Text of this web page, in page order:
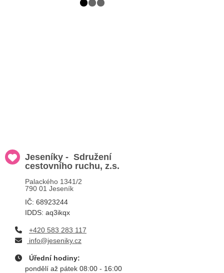
Jeseníky - Sdružení
cestovního ruchu, z.s.
Palackého 1341/2
790 01 Jeseník
IČ: 68923244
IDDS: aq3ikqx
+420 583 283 117
info@jeseniky.cz
Úřední hodiny:
pondělí až pátek 08:00 - 16:00